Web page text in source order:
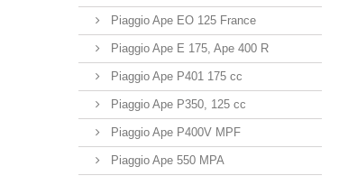
Piaggio Ape EO 125 France
Piaggio Ape E 175, Ape 400 R
Piaggio Ape P401 175 cc
Piaggio Ape P350, 125 cc
Piaggio Ape P400V MPF
Piaggio Ape 550 MPA